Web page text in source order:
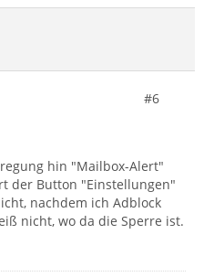
#6
hin "Mailbox-Alert"
der Button "Einstellungen"
nachdem ich Adblock
nicht, wo da die Sperre ist.